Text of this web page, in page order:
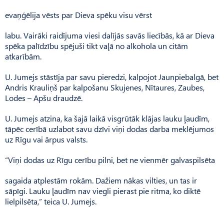
evaņģēlija vēsts par Dieva spēku visu vērst
labu. Vairāki raidījuma viesi dalījās savās liecībās, kā ar Dieva
spēka palīdzību spējuši tikt vaļā no alkohola un citām
atkarībām.
U. Jumejs stāstīja par savu pieredzi, kalpojot Jaunpiebalgā, bet
Andris Krauliņš par kalpošanu Skujenes, Nītaures, Zaubes,
Lodes – Apšu draudzē.
U. Jumejs atzina, ka šajā laikā visgrūtāk klājas lauku ļaudīm,
tāpēc cerībā uzlabot savu dzīvi viņi dodas darba meklējumos
uz Rīgu vai ārpus valsts.
“Viņi dodas uz Rīgu cerību pilni, bet ne vienmēr galvaspilsēta
sagaida atplestām rokām. Dažiem nākas vilties, un tas ir
sāpīgi. Lauku ļaudīm nav viegli pierast pie ritma, ko diktē
lielpilsēta,” teica U. Jumejs.